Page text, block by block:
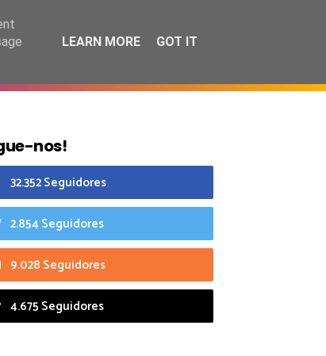
CALENDÁRIO
nos!
32.352 Seguidores
2.854 Seguidores
9.028 Seguidores
4.675 Seguidores
LEARN MORE GOT IT